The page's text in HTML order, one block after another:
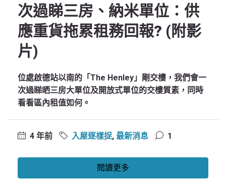
次過睇三房、納米單位：供
應重貨拖累租務回報? (附影
片)
位處啟德站以南的「The Henley」剛交樓，我們會一
次過睇晒三房大單位及開放式單位的交樓質素，同時
看看區內租值如何。
4 年前 入屋逐樣捉, 最新消息 1
閱讀更多